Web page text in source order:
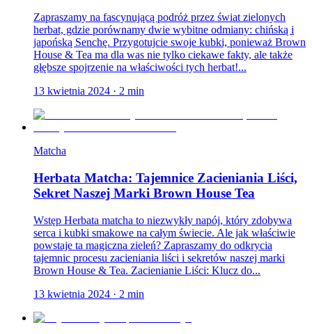
Zapraszamy na fascynującą podróż przez świat zielonych
herbat, gdzie porównamy dwie wybitne odmiany: chińską i
japońską Senchę. Przygotujcie swoje kubki, ponieważ Brown
House & Tea ma dla was nie tylko ciekawe fakty, ale także
głębsze spojrzenie na właściwości tych herbat!...
13 kwietnia 2024 · 2 min
Matcha
Herbata Matcha: Tajemnice Zacieniania Liści,
Sekret Naszej Marki Brown House Tea
Wstęp Herbata matcha to niezwykły napój, który zdobywa
serca i kubki smakowe na całym świecie. Ale jak właściwie
powstaje ta magiczna zieleń? Zapraszamy do odkrycia
tajemnic procesu zacieniania liści i sekretów naszej marki
Brown House & Tea. Zacienianie Liści: Klucz do...
13 kwietnia 2024 · 2 min